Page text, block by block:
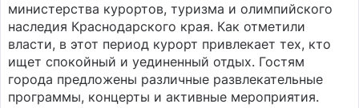
министерства курортов, туризма и олимпийского
наследия Краснодарского края. Как отметили
власти, в этот период курорт привлекает тех, кто
ищет спокойный и уединенный отдых. Гостям
города предложены различные развлекательные
программы, концерты и активные мероприятия.